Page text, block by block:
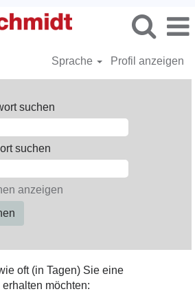
Sprache Profil anzeigen
suchen
suchen
anzeigen
oft (in Tagen) Sie eine
möchten: